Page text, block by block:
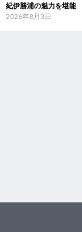
紀伊勝浦の魅力を堪能
2026年8月3日